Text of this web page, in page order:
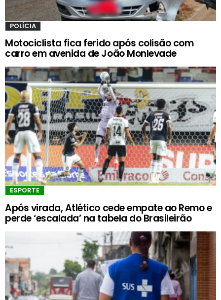
POLÍCIA
Motociclista fica ferido após colisão com
carro em avenida de João Monlevade
ESPORTE
Após virada, Atlético cede empate ao Remo e
perde ‘escalada’ na tabela do Brasileirão